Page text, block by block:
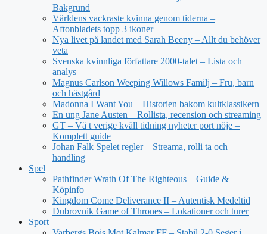
Bakgrund
Världens vackraste kvinna genom tiderna –
Aftonbladets topp 3 ikoner
Nya livet på landet med Sarah Beeny – Allt du behöver
veta
Svenska kvinnliga författare 2000-talet – Lista och
analys
Magnus Carlson Weeping Willows Familj – Fru, barn
och hästgård
Madonna I Want You – Historien bakom kultklassikern
En ung Jane Austen – Rollista, recension och streaming
GT – Vä t verige kväll tidning nyheter port nöje –
Komplett guide
Johan Falk Spelet regler – Streama, rolli ta och
handling
Spel
Pathfinder Wrath Of The Righteous – Guide &
Köpinfo
Kingdom Come Deliverance II – Autentisk Medeltid
Dubrovnik Game of Thrones – Lokationer och turer
Sport